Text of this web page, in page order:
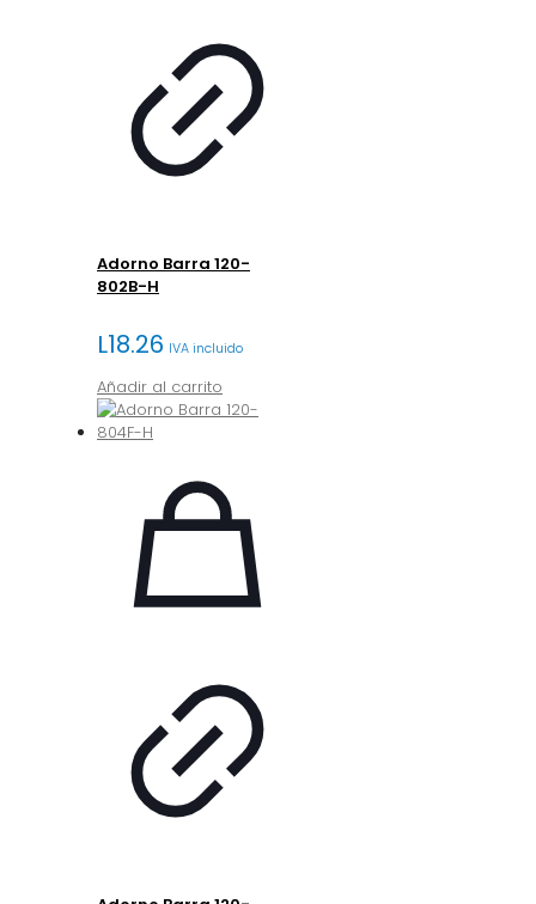
Adorno Barra 120-
802B-H
L18.26 IVA incluido
Añadir al carrito